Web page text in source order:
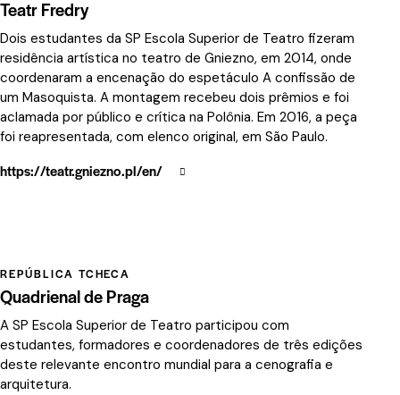
Teatr Fredry
Dois estudantes da SP Escola Superior de Teatro fizeram
residência artística no teatro de Gniezno, em 2014, onde
coordenaram a encenação do espetáculo A confissão de
um Masoquista. A montagem recebeu dois prêmios e foi
aclamada por público e crítica na Polônia. Em 2016, a peça
foi reapresentada, com elenco original, em São Paulo.
https://teatr.gniezno.pl/en/
REPÚBLICA TCHECA
Quadrienal de Praga
A SP Escola Superior de Teatro participou com
estudantes, formadores e coordenadores de três edições
deste relevante encontro mundial para a cenografia e
arquitetura.